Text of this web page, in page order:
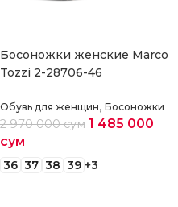
Босоножки женские Marco
Tozzi 2-28706-46
Обувь для женщин, Босоножки
2 970 000сум 1 485 000
сум
36 37 38 39 +3